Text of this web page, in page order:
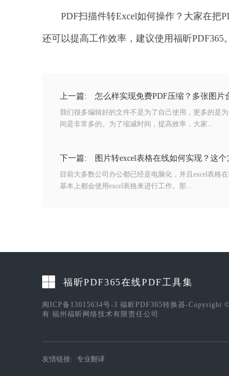
PDF扫描件转Excel如何操作？大家在把
还可以提高工作效率，建议使用福昕PDF365。
上一篇: 怎么样实现免费PDF压缩？多张图片
我们很多编辑好的文件不是为了自己使用，更多的是
间是非常多的。为了缩减时间，提高效率，大家...
下一篇: 图片转excel表格在线如何实现？这
目前大多数公司办公都已经是电脑化，并且excel表格
基本上都会使用excel表格来进行工作。那...
福昕PDF365在线PDF工具集
闽ICP备13015634号-3 福昕PDF365转换器-Copyright
有 福州福昕网络技术有限责任公司
友情链接: 专业翻译